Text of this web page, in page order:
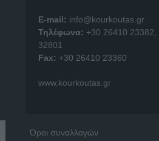
E-mail: info@kourkoutas.gr
Τηλέφωνα: +30 26410 23382
32801
Fax: +30 26410 23360
www.kourkoutas.gr
Όροι συναλλαγών